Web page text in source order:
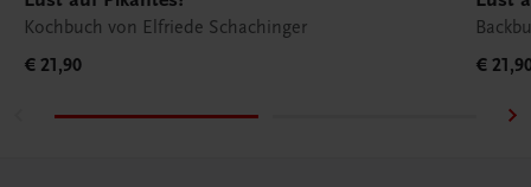
Kochbuch von Elfriede Schachinger
€ 21,90
€